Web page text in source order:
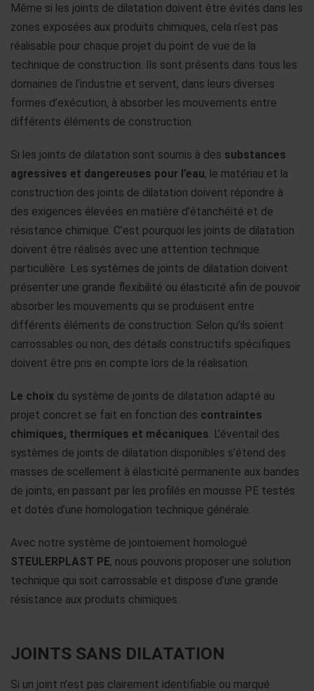
Même si les joints de dilatation doivent être évités dans les
zones exposées aux produits chimiques, cela n’est pas
réalisable pour chaque projet du point de vue de la
technique de construction. Ils sont présents dans tous les
domaines de l’industrie et servent, dans leurs diverses
formes d’exécution, à absorber les mouvements entre
différents éléments de construction.
Si les joints de dilatation sont soumis à des substances
agressives et dangereuses pour l’eau, le matériau et la
construction des joints de dilatation doivent répondre à
des exigences élevées en matière d’étanchéité et de
résistance chimique. C’est pourquoi les joints de dilatation
doivent être réalisés avec une attention technique
particulière. Les systèmes de joints de dilatation doivent
présenter une grande flexibilité ou élasticité afin de pouvoir
absorber les mouvements qui se produisent entre
différents éléments de construction. Selon qu’ils soient
carrossables ou non, des détails constructifs spécifiques
doivent être pris en compte lors de la réalisation.
Le choix du système de joints de dilatation adapté au
projet concret se fait en fonction des contraintes
chimiques, thermiques et mécaniques . L’éventail des
systèmes de joints de dilatation disponibles s’étend des
masses de scellement à élasticité permanente aux bandes
de joints, en passant par les profilés en mousse PE testés
et dotés d’une homologation technique générale.
Avec notre système de jointoiement homologué
STEULERPLAST PE, nous pouvons proposer une solution
technique qui soit carrossable et dispose d’une grande
résistance aux produits chimiques.
JOINTS SANS DILATATION
Si un joint n’est pas clairement identifiable ou marqué